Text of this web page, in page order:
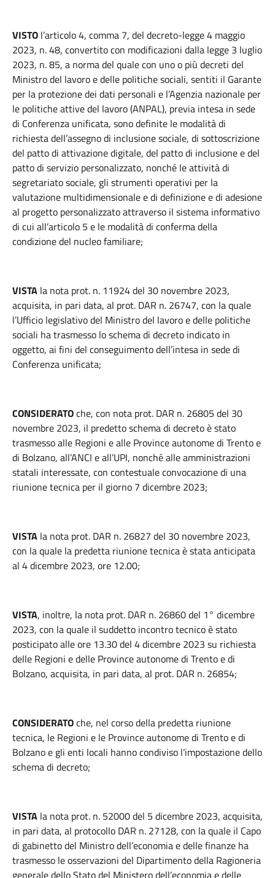
VISTO l’articolo 4, comma 7, del decreto-legge 4 maggio
2023, n. 48, convertito con modificazioni dalla legge 3 luglio
2023, n. 85, a norma del quale con uno o più decreti del
Ministro del lavoro e delle politiche sociali, sentiti il Garante
per la protezione dei dati personali e l’Agenzia nazionale per
le politiche attive del lavoro (ANPAL), previa intesa in sede
di Conferenza unificata, sono definite le modalità di
richiesta dell’assegno di inclusione sociale, di sottoscrizione
del patto di attivazione digitale, del patto di inclusione e del
patto di servizio personalizzato, nonché le attività di
segretariato sociale, gli strumenti operativi per la
valutazione multidimensionale e di definizione e di adesione
al progetto personalizzato attraverso il sistema informativo
di cui all’articolo 5 e le modalità di conferma della
condizione del nucleo familiare;
VISTA la nota prot. n. 11924 del 30 novembre 2023,
acquisita, in pari data, al prot. DAR n. 26747, con la quale
l’Ufficio legislativo del Ministro del lavoro e delle politiche
sociali ha trasmesso lo schema di decreto indicato in
oggetto, ai fini del conseguimento dell’intesa in sede di
Conferenza unificata;
CONSIDERATOche, con nota prot. DAR n. 26805 del 30
novembre 2023, il predetto schema di decreto è stato
trasmesso alle Regioni e alle Province autonome di Trento e
di Bolzano, all’ANCI e all’UPI, nonché alle amministrazioni
statali interessate, con contestuale convocazione di una
riunione tecnica per il giorno 7 dicembre 2023;
VISTA la nota prot. DAR n. 26827 del 30 novembre 2023,
con la quale la predetta riunione tecnica è stata anticipata
al 4 dicembre 2023, ore 12.00;
VISTA, inoltre, la nota prot. DAR n. 26860 del 1° dicembre
2023, con la quale il suddetto incontro tecnico è stato
posticipato alle ore 13.30 del 4 dicembre 2023 su richiesta
delle Regioni e delle Province autonome di Trento e di
Bolzano, acquisita, in pari data, al prot. DAR n. 26854;
CONSIDERATOche, nel corso della predetta riunione
tecnica, le Regioni e le Province autonome di Trento e di
Bolzano e gli enti locali hanno condiviso l’impostazione dello
schema di decreto;
VISTA la nota prot. n. 52000 del 5 dicembre 2023, acquisita,
in pari data, al protocollo DAR n. 27128, con la quale il Capo
di gabinetto del Ministro dell’economia e delle finanze ha
trasmesso le osservazioni del Dipartimento della Ragioneria
generale dello Stato del Ministero dell’economia e delle